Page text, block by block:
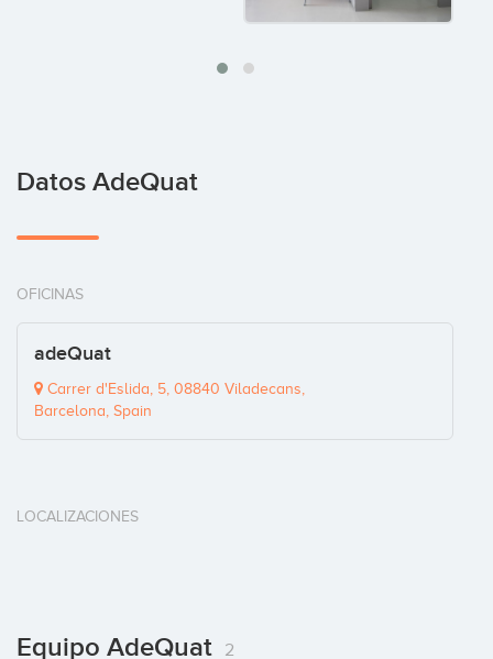
Datos AdeQuat
OFICINAS
adeQuat
Carrer d'Eslida, 5, 08840 Viladecans,
Barcelona, Spain
LOCALIZACIONES
Equipo AdeQuat 2